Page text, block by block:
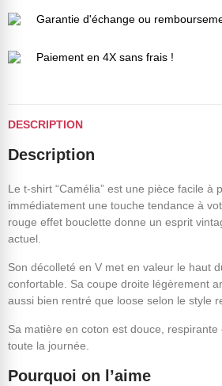
Garantie d'échange ou
Paiement en 4X sans frais !
DESCRIPTION
Description
Le t-shirt “Camélia” est une pièce facile à
immédiatement une touche tendance à
rouge effet bouclette donne un esprit
actuel.
Son décolleté en V met en valeur le haut
confortable. Sa coupe droite légèrement
aussi bien rentré que loose selon le style
Sa matière en coton est douce,
toute la journée.
Pourquoi on l’aime